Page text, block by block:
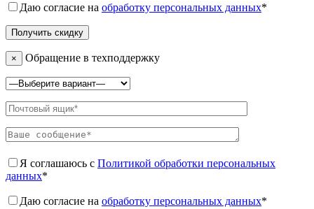
Даю согласие на обработку персональных данных*
× Обращение в техподдержку
Я соглашаюсь с Политикой обработки персональных
данных*
Даю согласие на обработку персональных данных*